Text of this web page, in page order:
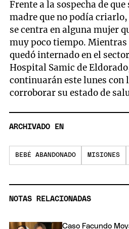
Frente a la sospecha de
madre que no podía
se centra en alguna mujer
muy poco tiempo. Mientras
quedó internado en el
Hospital Samic de
continuarán este lunes con
corroborar su estado de
ARCHIVADO EN
BEBÉ ABANDONADO MISIONES
NOTAS RELACIONADAS
Caso Facundo